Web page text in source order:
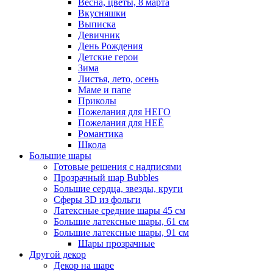
Весна, цветы, 8 марта
Вкусняшки
Выписка
Девичник
День Рождения
Детские герои
Зима
Листья, лето, осень
Маме и папе
Приколы
Пожелания для НЕГО
Пожелания для НЕЁ
Романтика
Школа
Большие шары
Готовые решения с надписями
Прозрачный шар Bubbles
Большие сердца, звезды, круги
Сферы 3D из фольги
Латексные средние шары 45 см
Большие латексные шары, 61 см
Большие латексные шары, 91 см
Шары прозрачные
Другой декор
Декор на шаре